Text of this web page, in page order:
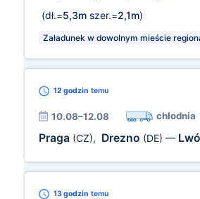
(dł.=5,3m szer.=2,1m)
Załadunek w dowolnym mieście
12 godzin temu
10.08–12.08 chłodnia
Praga (CZ), Drezno (DE) —
13 godzin temu